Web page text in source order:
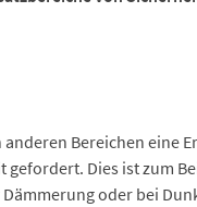
Bereichen eine
gefordert. Dies ist zum
Dämmerung oder bei